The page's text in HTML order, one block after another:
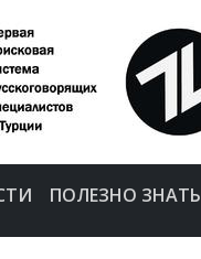
ПОЛЕЗНО ЗНАТЬ